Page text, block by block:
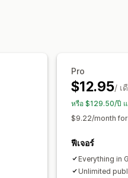
หน้าสินค้า
Pro
$12.95/ เ
หรือ $129.50/ปี
$9.22/month
ฟีเจอร์
Everything in
Unlimited